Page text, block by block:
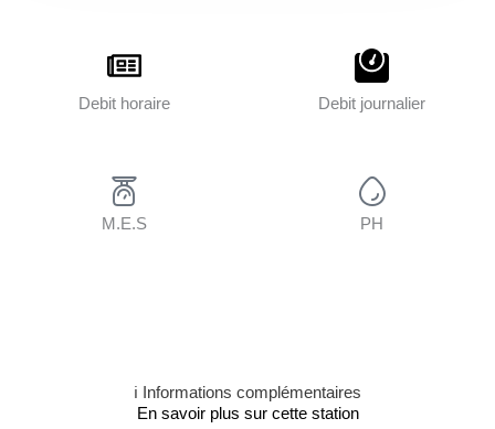
Debit horaire Debit journalier
M.E.S PH
ℹ️ Informations complémentaires
En savoir plus sur cette station